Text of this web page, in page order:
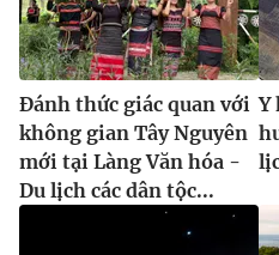
Đánh thức giác quan với
không gian Tây Nguyên
mới tại Làng Văn hóa -
Du lịch các dân tộc...
Y